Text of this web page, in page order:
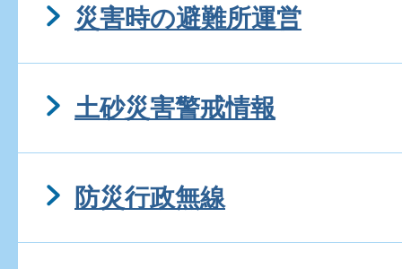
災害時の避難所運営
土砂災害警戒情報
防災行政無線